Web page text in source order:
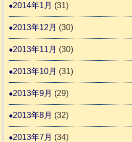
2014年1月 (31)
2013年12月 (30)
2013年11月 (30)
2013年10月 (31)
2013年9月 (29)
2013年8月 (32)
2013年7月 (34)